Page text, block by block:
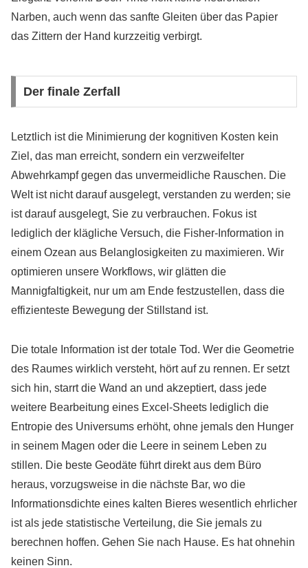
Narben, auch wenn das sanfte Gleiten über das Papier
das Zittern der Hand kurzzeitig verbirgt.
Der finale Zerfall
Letztlich ist die Minimierung der kognitiven Kosten kein
Ziel, das man erreicht, sondern ein verzweifelter
Abwehrkampf gegen das unvermeidliche Rauschen. Die
Welt ist nicht darauf ausgelegt, verstanden zu werden; sie
ist darauf ausgelegt, Sie zu verbrauchen. Fokus ist
lediglich der klägliche Versuch, die Fisher-Information in
einem Ozean aus Belanglosigkeiten zu maximieren. Wir
optimieren unsere Workflows, wir glätten die
Mannigfaltigkeit, nur um am Ende festzustellen, dass die
effizienteste Bewegung der Stillstand ist.
Die totale Information ist der totale Tod. Wer die Geometrie
des Raumes wirklich versteht, hört auf zu rennen. Er setzt
sich hin, starrt die Wand an und akzeptiert, dass jede
weitere Bearbeitung eines Excel-Sheets lediglich die
Entropie des Universums erhöht, ohne jemals den Hunger
in seinem Magen oder die Leere in seinem Leben zu
stillen. Die beste Geodäte führt direkt aus dem Büro
heraus, vorzugsweise in die nächste Bar, wo die
Informationsdichte eines kalten Bieres wesentlich ehrlicher
ist als jede statistische Verteilung, die Sie jemals zu
berechnen hoffen. Gehen Sie nach Hause. Es hat ohnehin
keinen Sinn.